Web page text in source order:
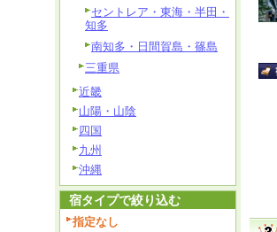
セントレア・東海・半田・
知多
南知多・日間賀島・篠島
三重県
近畿
山陽・山陰
四国
九州
沖縄
宿タイプで絞り込む
指定なし